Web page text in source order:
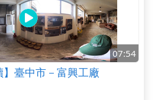
07:54
】臺中市－富興工廠